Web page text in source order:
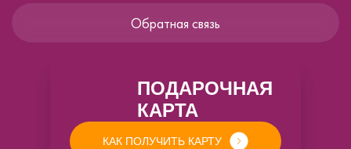
Обратная связь
ПОДАРОЧНАЯ
КАРТА
КАК ПОЛУЧИТЬ КАРТУ